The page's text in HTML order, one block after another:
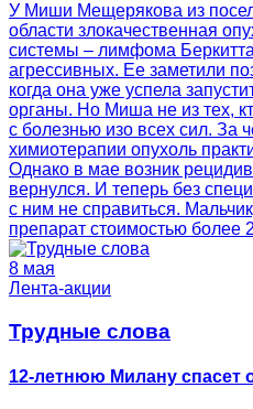
У Миши Мещерякова из
области злокачественная
системы – лимфома
агрессивных. Ее заметили
когда она уже успела
органы. Но Миша не из тех,
с болезнью изо всех сил. За
химиотерапии опухоль
Однако в мае возник
вернулся. И теперь без
с ним не справиться.
препарат стоимостью более
8 мая
Лента-акции
Трудные слова
12-летнюю Милану спасет